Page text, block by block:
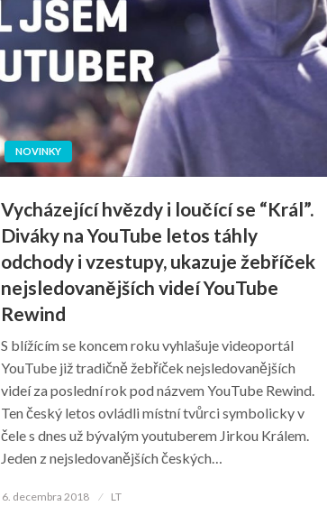
NOVINKY
Vycházející hvězdy i loučící se “Král”.
Diváky na YouTube letos táhly
odchody i vzestupy, ukazuje žebříček
nejsledovanějších videí YouTube
Rewind
S blížícím se koncem roku vyhlašuje videoportál
YouTube již tradičně žebříček nejsledovanějších
videí za poslední rok pod názvem YouTube Rewind.
Ten český letos ovládli místní tvůrci symbolicky v
čele s dnes už bývalým youtuberem Jirkou Králem.
Jeden z nejsledovanějších českých…
Posted
6. decembra 2018 LT